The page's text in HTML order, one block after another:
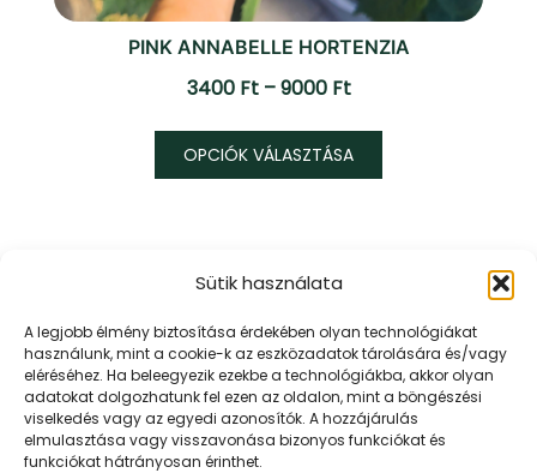
Sütik használata
A legjobb élmény biztosítása érdekében olyan technológiákat
használunk, mint a cookie-k az eszközadatok tárolására és/vagy
eléréséhez. Ha beleegyezik ezekbe a technológiákba, akkor olyan
adatokat dolgozhatunk fel ezen az oldalon, mint a böngészési
viselkedés vagy az egyedi azonosítók. A hozzájárulás
elmulasztása vagy visszavonása bizonyos funkciókat és
funkciókat hátrányosan érinthet.
PINK ANNABELLE HORTENZIA
3400 Ft –9000 FtÁrtartomány:
-
9000 Ft
OPCIÓK VÁLASZTÁSA
Ennek
A
változatok
a
termékoldalon
választhatók
URR KERT KFT.
Mert az Urr kertje mindig zöldebb!
Értesülj elsőként akcióinkról és híreinkről! Iratkozz fel